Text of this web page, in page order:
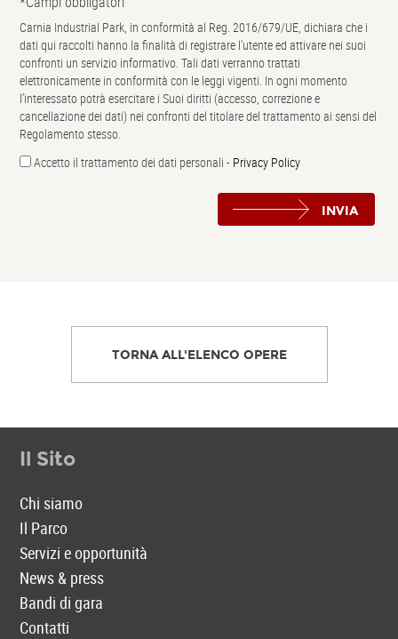
Carnia Industrial Park, in conformità al Reg. 2016/679/UE, dichiara che i
dati qui raccolti hanno la finalità di registrare l'utente ed attivare nei suoi
confronti un servizio informativo. Tali dati verranno trattati
elettronicamente in conformità con le leggi vigenti. In ogni momento
l’interessato potrà esercitare i Suoi diritti (accesso, correzione e
cancellazione dei dati) nei confronti del titolare del trattamento ai sensi del
Regolamento stesso.
Accetto il trattamento dei dati personali - Privacy Policy
INVIA
TORNA ALL'ELENCO OPERE
Il Sito
Chi siamo
Il Parco
Servizi e opportunità
News & press
Bandi di gara
Contatti